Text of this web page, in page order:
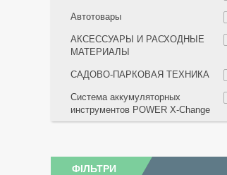
Автотовары
АКСЕССУАРЫ И РАСХОДНЫЕ
МАТЕРИАЛЫ
САДОВО-ПАРКОВАЯ ТЕХНИКА
Система аккумуляторных
инструментов POWER X-Change
ФІЛЬТРИ